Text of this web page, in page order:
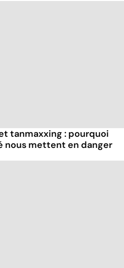
tanmaxxing : pourquoi
nous mettent en danger